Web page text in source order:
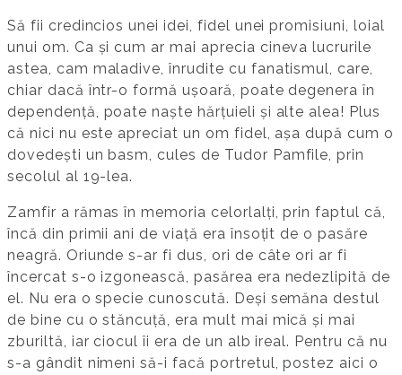
Să fii credincios unei idei, fidel unei promisiuni, loial
unui om. Ca și cum ar mai aprecia cineva lucrurile
astea, cam maladive, înrudite cu fanatismul, care,
chiar dacă într-o formă ușoară, poate degenera în
dependență, poate naște hărțuieli și alte alea! Plus
că nici nu este apreciat un om fidel, așa după cum o
dovedești un basm, cules de Tudor Pamfile, prin
secolul al 19-lea.
Zamfir a rămas în memoria celorlalți, prin faptul că,
încă din primii ani de viață era însoțit de o pasăre
neagră. Oriunde s-ar fi dus, ori de câte ori ar fi
încercat s-o izgonească, pasărea era nedezlipită de
el. Nu era o specie cunoscută. Deși semăna destul
de bine cu o stăncuță, era mult mai mică și mai
zburiltă, iar ciocul îi era de un alb ireal. Pentru că nu
s-a gândit nimeni să-i facă portretul, postez aici o